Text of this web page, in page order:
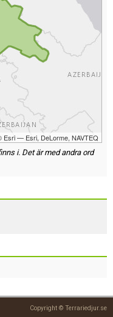
Esri — Esri, DeLorme, NAVTEQ
i. Det är med andra ord
Copyright © Terrariedjur.se